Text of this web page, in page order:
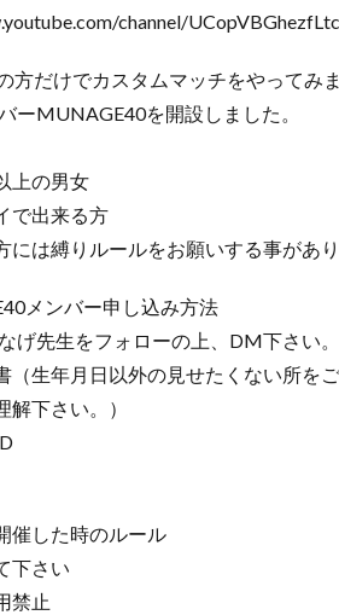
channel/
方だけでカスタムマッチをやってみ
ーMUNAGE40を開設しました。
上の男女
で出来る方
には縛りルールをお願いする事があ
メンバー申し込み方法
げ先生をフォローの上、DM下さい。
（生年月日以外の見せたくない所
解下さい。）
催した時のルール
下さい
禁止